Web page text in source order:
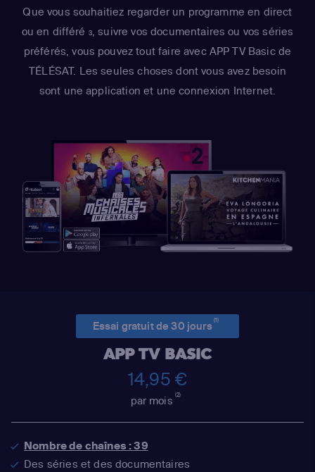
Que vous souhaitiez regarder un programme en direct
ou en différé 3, suivre vos documentaires ou vos séries
préférés, vous pouvez tout faire avec APP TV Basic de
TÉLÉSAT. Les seules choses dont vous avez besoin
sont une application et une connexion Internet.
Essai gratuit de 30 jours(1)
APP TV BASIC
14,95 €
par mois(2)
Nombre de chaînes : 39
Des séries et des documentaires